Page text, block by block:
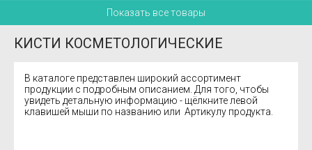
Показать все товары
КИСТИ КОСМЕТОЛОГИЧЕСКИЕ
В каталоге представлен широкий ассортимент
продукции с подробным описанием. Для того, чтобы
увидеть детальную информацию - щёлкните левой
клавишей мыши по названию или Артикулу продукта.